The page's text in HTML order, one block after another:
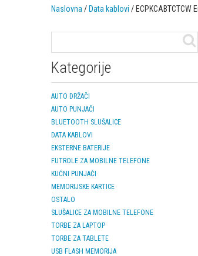
Naslovna / Data kablovi / ECPKCABTCTCW
Kategorije
AUTO DRŽAČI
AUTO PUNJAČI
BLUETOOTH SLUŠALICE
DATA KABLOVI
EKSTERNE BATERIJE
FUTROLE ZA MOBILNE TELEFONE
KUĆNI PUNJAČI
MEMORIJSKE KARTICE
OSTALO
SLUŠALICE ZA MOBILNE TELEFONE
TORBE ZA LAPTOP
TORBE ZA TABLETE
USB FLASH MEMORIJA